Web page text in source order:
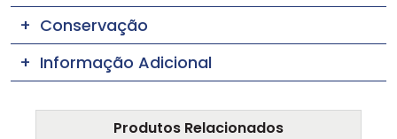
Conservação
Informação Adicional
Produtos Relacionados